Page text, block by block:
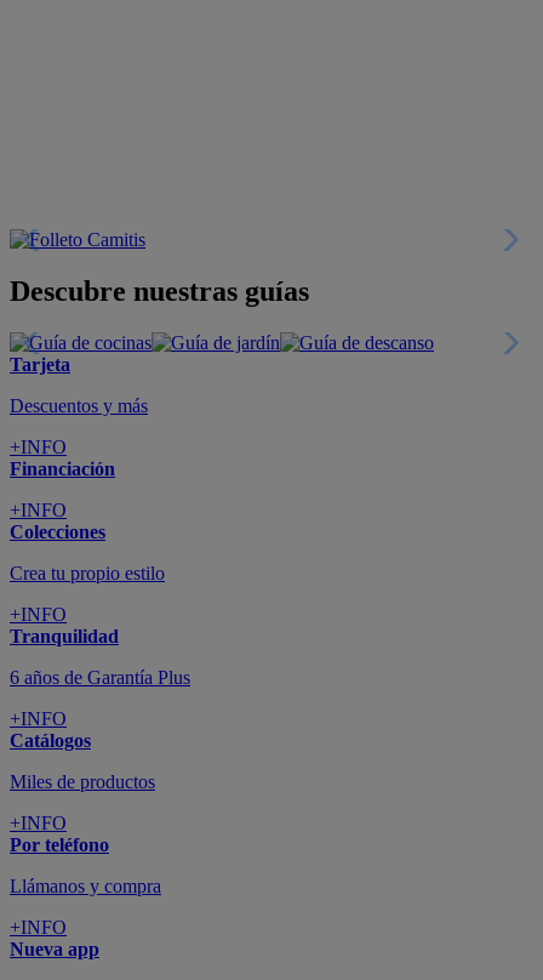
Descubre nuestras guías
Tarjeta
Descuentos y más
+INFO
Financiación
+INFO
Colecciones
Crea tu propio estilo
+INFO
Tranquilidad
6 años de Garantía Plus
+INFO
Catálogos
Miles de productos
+INFO
Por teléfono
Llámanos y compra
+INFO
Nueva app